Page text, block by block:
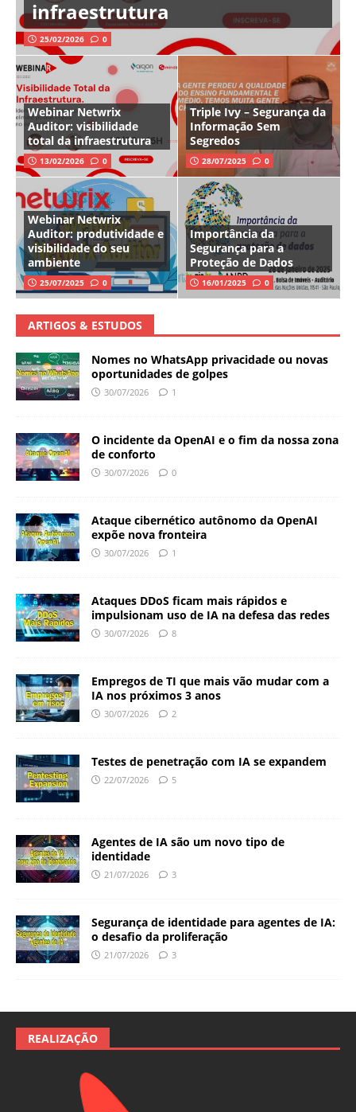
infraestrutura
25/02/2026 0
Webinar Netwrix
Auditor: visibilidade
total da infraestrutura
13/02/2026 0
Triple Ivy – Segurança da
Informação Sem
Segredos
28/07/2025 0
Webinar Netwrix
Auditor: produtividade e
visibilidade do seu
ambiente
25/07/2025 0
Importância da
Segurança para a
Proteção de Dados
16/01/2025 0
ARTIGOS & ESTUDOS
Nomes no WhatsApp privacidade ou novas
oportunidades de golpes
30/07/2026 1
O incidente da OpenAI e o fim da nossa zona
de conforto
30/07/2026 0
Ataque cibernético autônomo da OpenAI
expõe nova fronteira
30/07/2026 1
Ataques DDoS ficam mais rápidos e
impulsionam uso de IA na defesa das redes
30/07/2026 8
Empregos de TI que mais vão mudar com a
IA nos próximos 3 anos
30/07/2026 2
Testes de penetração com IA se expandem
22/07/2026 5
Agentes de IA são um novo tipo de
identidade
21/07/2026 3
Segurança de identidade para agentes de IA:
o desafio da proliferação
21/07/2026 3
REALIZAÇÃO